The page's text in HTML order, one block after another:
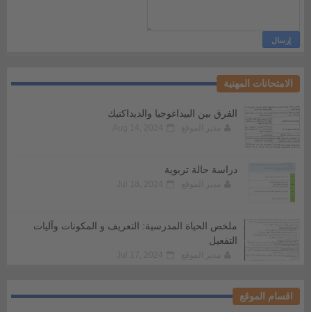
الامتحانات المهنية
الفرق بين البيداغوجيا والديداكتيك
دراسة حالة تربوية
ملخص الحياة المدرسية: التعريف و المكونات وآليات
التفعيل
اقسام الموقع